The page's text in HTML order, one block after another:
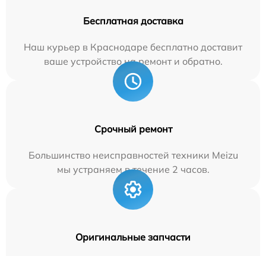
Бесплатная доставка
Наш курьер в Краснодаре бесплатно доставит
ваше устройство на ремонт и обратно.
Срочный ремонт
Большинство неисправностей техники Meizu
мы устраняем в течение 2 часов.
Оригинальные запчасти